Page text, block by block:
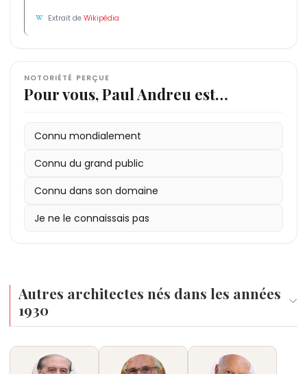
Extrait deWikipédia
NOTORIÉTÉ PERÇUE
Pour vous, Paul Andreu est…
Connu mondialement
Connu du grand public
Connu dans son domaine
Je ne le connaissais pas
Autres architectes nés dans les années
1930